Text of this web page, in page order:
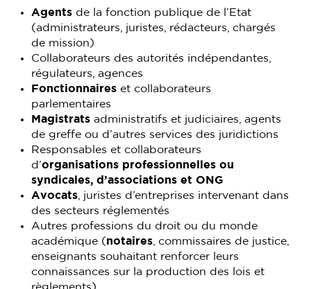
Agents de la fonction publique de l’Etat
(administrateurs, juristes, rédacteurs, chargés
de mission)
Collaborateurs des autorités indépendantes,
régulateurs, agences
Fonctionnaires et collaborateurs
parlementaires
Magistrats administratifs et judiciaires, agents
de greffe ou d’autres services des juridictions
Responsables et collaborateurs
d’organisations professionnelles ou
syndicales, d’associations et ONG
Avocats , juristes d’entreprises intervenant dans
des secteurs réglementés
Autres professions du droit ou du monde
académique (notaires , commissaires de justice,
enseignants souhaitant renforcer leurs
connaissances sur la production des lois et
règlements)